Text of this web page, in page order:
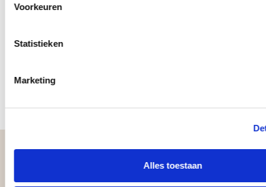
Voorkeuren
Statistieken
Marketing
Alles toestaan